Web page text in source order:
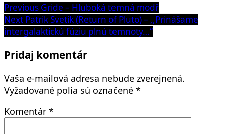
Navigácia
v
článku
Previous Previous
post:
Gride – Hluboká temná modř
Next Next
post:
Patrik Svetík (Return of Pluto) – ,,Prinášame
intergalaktickú fúziu plnú temnoty…“
Pridaj komentár
Vaša e-mailová adresa nebude zverejnená.
Vyžadované polia sú označené *
Komentár *